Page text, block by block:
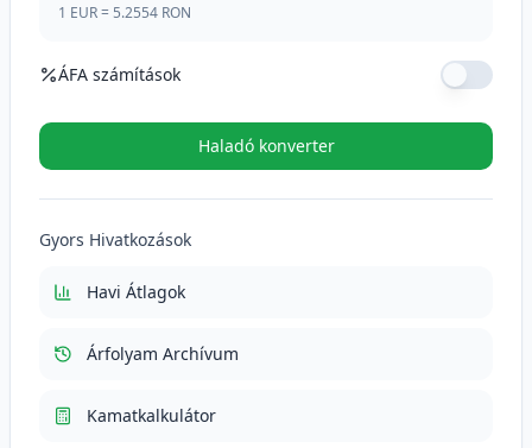
1 EUR= 5.2554 RON
ÁFA számítások
ÁFA kulcs (%)
ÁFA (21%)
Total cu TVA
Haladó konverter
Gyors Hivatkozások
Havi Átlagok
Árfolyam Archívum
Kamatkalkulátor